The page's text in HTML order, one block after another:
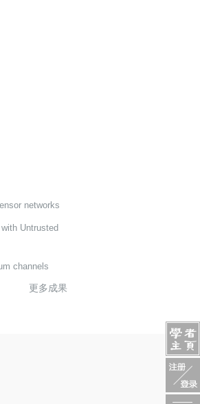
networks
Untrusted
channels
更多成果